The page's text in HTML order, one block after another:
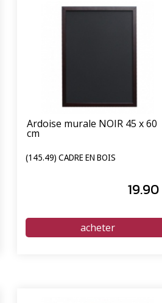
Ardoise murale NOIR 45 x 60
cm
(145.49) CADRE EN BOIS
19.90